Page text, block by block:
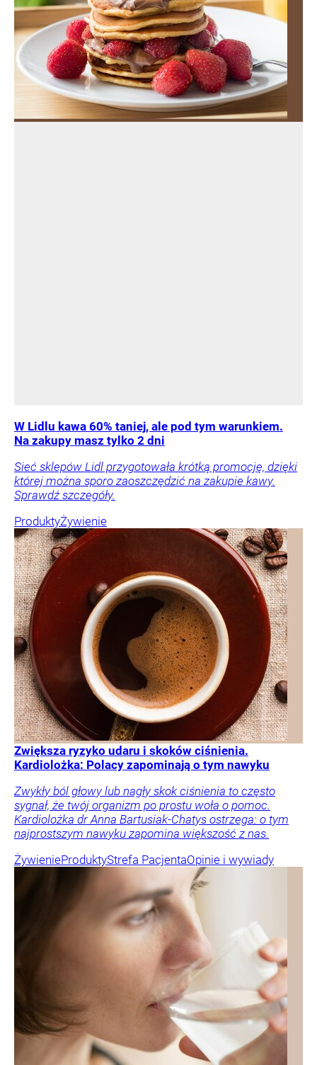
W Lidlu kawa 60% taniej, ale pod tym warunkiem.
Na zakupy masz tylko 2 dni
Sieć sklepów Lidl przygotowała krótką promocję, dzięki
której można sporo zaoszczędzić na zakupie kawy.
Sprawdź szczegóły.
ProduktyŻywienie
Zwiększa ryzyko udaru i skoków ciśnienia.
Kardiolożka: Polacy zapominają o tym nawyku
Zwykły ból głowy lub nagły skok ciśnienia to często
sygnał, że twój organizm po prostu woła o pomoc.
Kardiolożka dr Anna Bartusiak-Chatys ostrzega: o tym
najprostszym nawyku zapomina większość z nas.
ŻywienieProduktyStrefa PacjentaOpinie i wywiady